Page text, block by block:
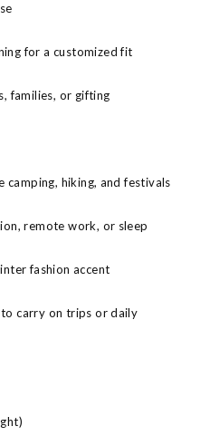
for a customized fit
families, or gifting
hiking, and festivals
remote work, or sleep
fashion accent
carry on trips or daily